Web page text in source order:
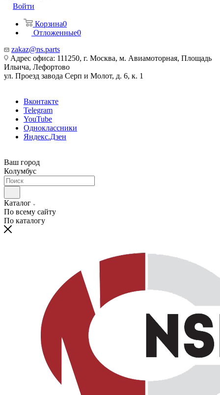
Войти
Корзина0
Отложенные0
zakaz@ns.parts
Адрес офиса: 111250, г. Москва, м. Авиамоторная, Площадь
Ильича, Лефортово
ул. Проезд завода Серп и Молот, д. 6, к. 1
Вконтакте
Telegram
YouTube
Одноклассники
Яндекс.Дзен
Ваш город
Колумбус
Каталог
По всему сайту
По каталогу